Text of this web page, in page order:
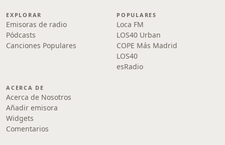
EXPLORAR
Emisoras de radio
Pódcasts
Canciones Populares
POPULARES
Loca FM
LOS40 Urban
COPE Más Madrid
LOS40
esRadio
ACERCA DE
Acerca de Nosotros
Añadir emisora
Widgets
Comentarios